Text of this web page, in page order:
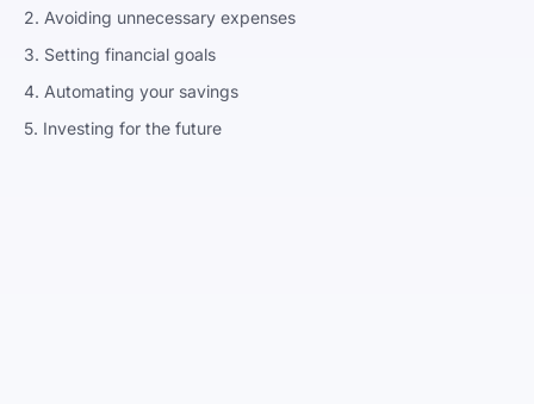
2. Avoiding unnecessary expenses
3. Setting financial goals
4. Automating your savings
5. Investing for the future